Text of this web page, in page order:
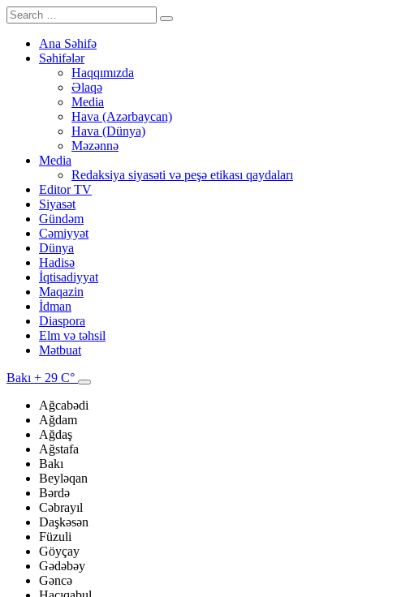
Ana Səhifə
Səhifələr
Haqqımızda
Əlaqə
Media
Hava (Azərbaycan)
Hava (Dünya)
Məzənnə
Media
Redaksiya siyasəti və peşə etikası qaydaları
Editor TV
Siyasət
Gündəm
Cəmiyyət
Dünya
Hadisə
İqtisadiyyat
Maqazin
İdman
Diaspora
Elm və təhsil
Mətbuat
Bakı + 29 C°
Ağcabədi
Ağdam
Ağdaş
Ağstafa
Bakı
Beyləqan
Bərdə
Cəbrayıl
Daşkəsən
Füzuli
Göyçay
Gədəbəy
Gəncə